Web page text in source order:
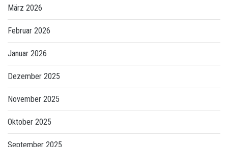
März 2026
Februar 2026
Januar 2026
Dezember 2025
November 2025
Oktober 2025
September 2025